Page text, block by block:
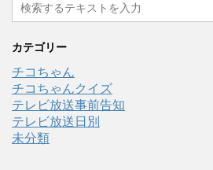
カテゴリー
チコちゃん
チコちゃんクイズ
テレビ放送事前告知
テレビ放送日別
未分類